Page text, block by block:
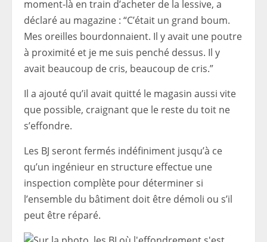
moment-là en train d’acheter de la lessive, a
déclaré au magazine : “C’était un grand boum.
Mes oreilles bourdonnaient. Il y avait une poutre
à proximité et je me suis penché dessus. Il y
avait beaucoup de cris, beaucoup de cris.”
Il a ajouté qu’il avait quitté le magasin aussi vite
que possible, craignant que le reste du toit ne
s’effondre.
Les BJ seront fermés indéfiniment jusqu’à ce
qu’un ingénieur en structure effectue une
inspection complète pour déterminer si
l’ensemble du bâtiment doit être démoli ou s’il
peut être réparé.